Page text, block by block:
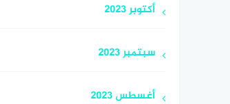
أكتوبر 2023
سبتمبر 2023
أغسطس 2023